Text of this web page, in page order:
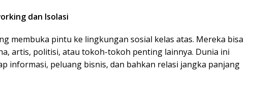
dan Isolasi
membuka pintu ke lingkungan sosial kelas atas. Mereka bisa
artis, politisi, atau tokoh-tokoh penting lainnya. Dunia ini
informasi, peluang bisnis, dan bahkan relasi jangka panjang